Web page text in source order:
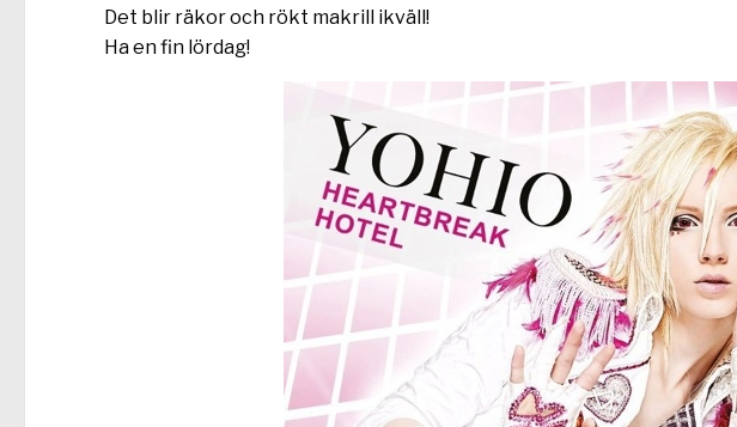
Det blir räkor och rökt makrill ikväll!
Ha en fin lördag!